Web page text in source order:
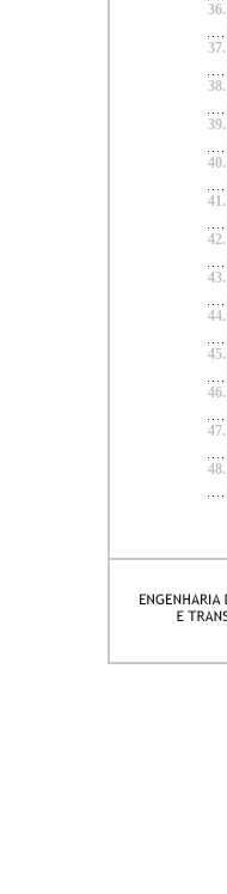
36.
37.
38.
39.
40.
41.
42.
43.
44.
45.
46.
47.
48.